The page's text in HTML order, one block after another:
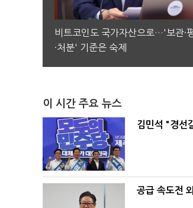
비트코인도 국가자산으로…'보관·
·처분' 기준은 숙제
이 시간 주요 뉴스
김민석 "경선
공급 속도전